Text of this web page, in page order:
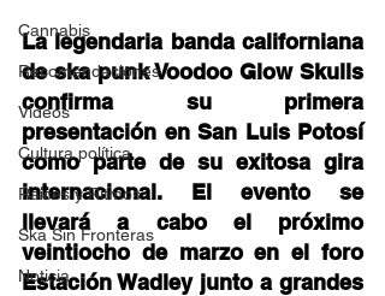
Cannabis
Recomendaciones
Videos
Cultura política
Raíces y Ritmos
Ska Sin Fronteras
Noticia
La legendaria banda californiana
de ska punk Voodoo Glow Skulls
confirma su primera
presentación en San Luis Potosí
como parte de su exitosa gira
internacional. El evento se
llevará a cabo el próximo
veintiocho de marzo en el foro
Estación Wadley junto a grandes